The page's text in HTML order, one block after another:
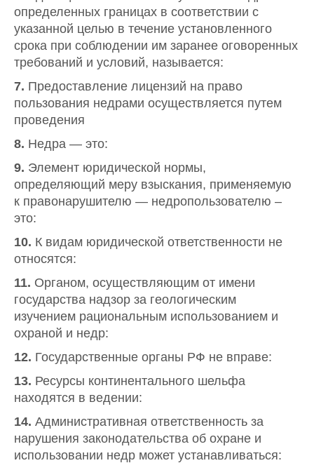
определенных границах в соответствии с
указанной целью в течение установленного
срока при соблюдении им заранее оговоренных
требований и условий, называется:
7. Предоставление лицензий на право
пользования недрами осуществляется путем
проведения
8. Недра — это:
9. Элемент юридической нормы,
определяющий меру взыскания, применяемую
к правонарушителю — недропользователю –
это:
10. К видам юридической ответственности не
относятся:
11. Органом, осуществляющим от имени
государства надзор за геологическим
изучением рациональным использованием и
охраной и недр:
12. Государственные органы РФ не вправе:
13. Ресурсы континентального шельфа
находятся в ведении:
14. Административная ответственность за
нарушения законодательства об охране и
использовании недр может устанавливаться: